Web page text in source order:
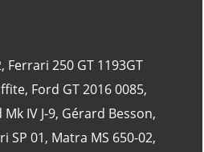
, Ferrari 250 GT 1193GT
, Ford GT 2016 0085,
Mk IV J-9, Gérard Besson,
SP 01, Matra MS 650-02,
Du Mans